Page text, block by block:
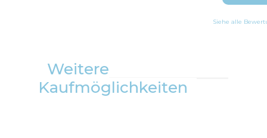
Siehe alle
Weitere
Kaufmöglichkeiten